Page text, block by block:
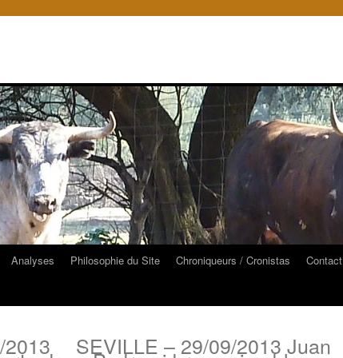
Analyses Philosophie du Site Chroniqueurs / Cronistas Contact
SEVILLE – 29/09/2013 Juan